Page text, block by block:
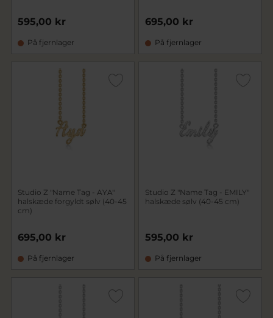
595,00 kr
På fjernlager
695,00 kr
På fjernlager
Studio Z "Name Tag - AYA"
halskæde forgyldt sølv (40-45
cm)
695,00 kr
På fjernlager
Studio Z "Name Tag - EMILY"
halskæde sølv (40-45 cm)
595,00 kr
På fjernlager